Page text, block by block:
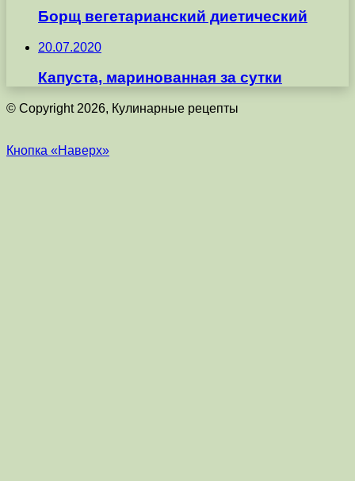
Борщ вегетарианский диетический
20.07.2020
Капуста, маринованная за сутки
© Copyright 2026, Кулинарные рецепты
Кнопка «Наверх»